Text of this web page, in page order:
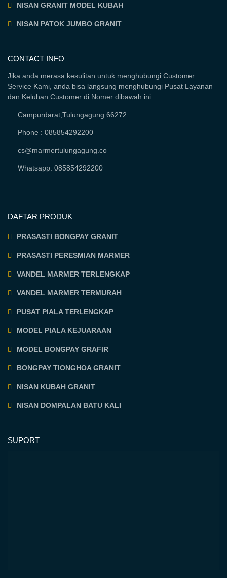
NISAN GRANIT MODEL KUBAH
NISAN PATOK JUMBO GRANIT
CONTACT INFO
Jika anda merasa kesulitan untuk menghubungi Customer
Service Kami, anda bisa langsung menghubungi Pusat Layanan
dan Keluhan Customer di Nomer dibawah ini
Campurdarat,Tulungagung 66272
Phone : 085854292200
cs@marmertulungagung.co
Whatsapp: 085854292200
DAFTAR PRODUK
PRASASTI BONGPAY GRANIT
PRASASTI PERESMIAN MARMER
VANDEL MARMER TERLENGKAP
VANDEL MARMER TERMURAH
PUSAT PIALA TERLENGKAP
MODEL PIALA KEJUARAAN
MODEL BONGPAY GRAFIR
BONGPAY TIONGHOA GRANIT
NISAN KUBAH GRANIT
NISAN DOMPALAN BATU KALI
SUPORT